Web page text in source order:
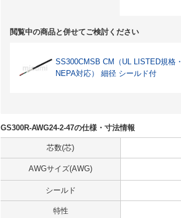
閲覧中の商品と併せてご検討ください
SS300CMSB CM（UL LISTED規格・
NEPA対応） 細径 シールド付
GS300R-AWG24-2-47の仕様・寸法情報
芯数(芯)
AWGサイズ(AWG)
シールド
特性